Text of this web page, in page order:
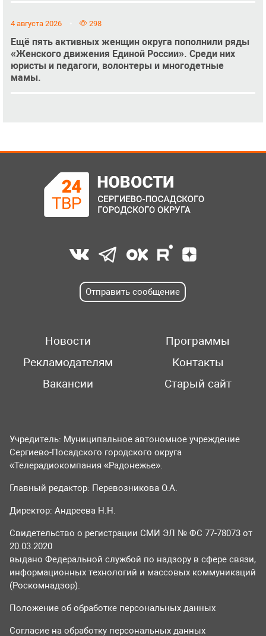
4 августа 2026 298
Ещё пять активных женщин округа пополнили ряды
«Женского движения Единой России». Среди них
юристы и педагоги, волонтеры и многодетные
мамы.
Отправить сообщение
Новости
Программы
Рекламодателям
Контакты
Вакансии
Старый сайт
Учредитель: Муниципальное автономное учреждение
Сергиево-Посадского городского округа
«Телерадиокомпания «Радонежье».
Главный редактор: Перевозникова О.А.
Директор: Андреева Н.Н.
Свидетельство о регистрации СМИ ЭЛ № ФС 77-78073 от
20.03.2020
выдано Федеральной службой по надзору в сфере связи,
информационных технологий и массовых коммуникаций
(Роскомнадзор).
Положение об обработке персональных данных
Согласие на обработку персональных данных